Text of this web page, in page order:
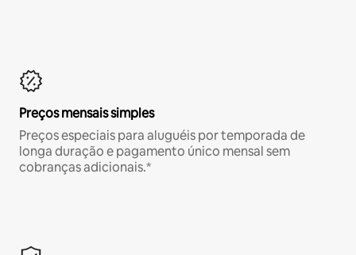
Preços mensais simples
Preços especiais para aluguéis por temporada de
longa duração e pagamento único mensal sem
cobranças adicionais.*